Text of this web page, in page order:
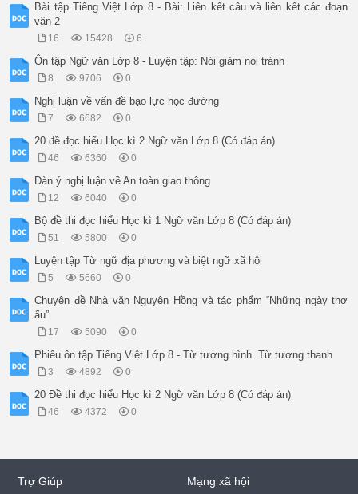
Bài tập Tiếng Việt Lớp 8 - Bài: Liên kết câu và liên kết các đoạn
văn 2
16 15428 6
Ôn tập Ngữ văn Lớp 8 - Luyện tập: Nói giảm nói tránh
8 9706 0
Nghị luận về vấn đề bạo lực học đường
7 6682 0
20 đề đọc hiểu Học kì 2 Ngữ văn Lớp 8 (Có đáp án)
46 6360 0
Dàn ý nghị luận về An toàn giao thông
12 6040 0
Bộ đề thi đọc hiểu Học kì 1 Ngữ văn Lớp 8 (Có đáp án)
51 5800 0
Luyện tập Từ ngữ địa phương và biệt ngữ xã hội
5 5660 0
Chuyên đề Nhà văn Nguyên Hồng và tác phẩm “Những ngày thơ
ấu”
17 5090 0
Phiếu ôn tập Tiếng Việt Lớp 8 - Từ tượng hình. Từ tượng thanh
3 4892 0
20 Đề thi đọc hiểu Học kì 2 Ngữ văn Lớp 8 (Có đáp án)
46 4372 0
Trợ Giúp Mạng xã hội